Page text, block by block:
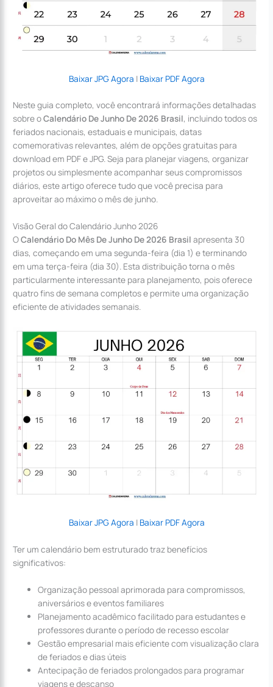
Baixar JPG Agora | Baixar PDF Agora
Neste guia completo, você encontrará informações detalhadas
sobre oCalendário De Junho De 2026 Brasil, incluindo todos os
feriados nacionais, estaduais e municipais, datas
comemorativas relevantes, além de opções gratuitas para
download em PDF e JPG. Seja para planejar viagens, organizar
projetos ou simplesmente acompanhar seus compromissos
diários, este artigo oferece tudo que você precisa para
aproveitar ao máximo o mês de junho.
Visão Geral do Calendário Junho 2026
OCalendário Do Mês De Junho De 2026 Brasil apresenta 30
dias, começando em uma segunda-feira (dia 1) e terminando
em uma terça-feira (dia 30). Esta distribuição torna o mês
particularmente interessante para planejamento, pois oferece
quatro fins de semana completos e permite uma organização
eficiente de atividades semanais.
Baixar JPG Agora | Baixar PDF Agora
Ter um calendário bem estruturado traz benefícios
significativos:
Organização pessoal aprimorada para compromissos,
aniversários e eventos familiares
Planejamento acadêmico facilitado para estudantes e
professores durante o período de recesso escolar
Gestão empresarial mais eficiente com visualização clara
de feriados e dias úteis
Antecipação de feriados prolongados para programar
viagens e descanso